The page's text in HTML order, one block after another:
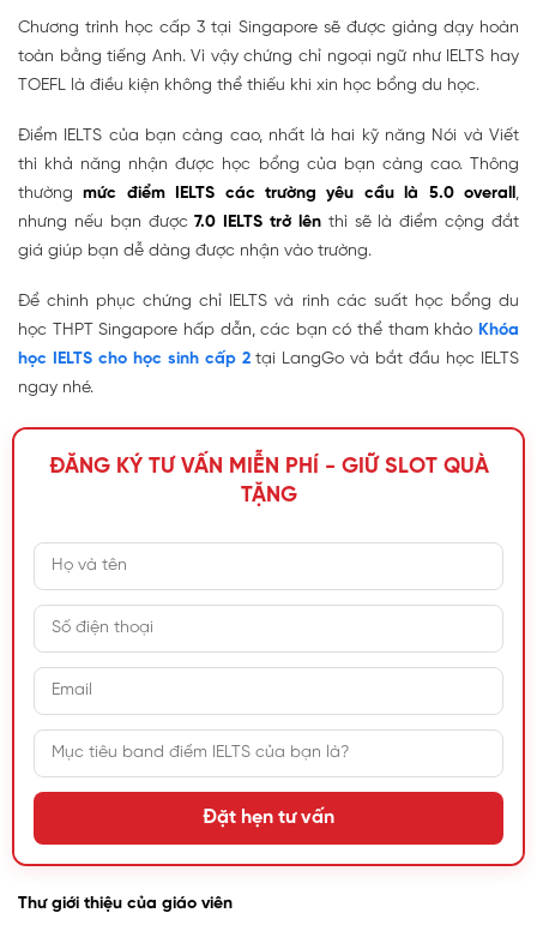
Chương trình học cấp 3 tại Singapore sẽ được giảng dạy hoàn
toàn bằng tiếng Anh. Vì vậy chứng chỉ ngoại ngữ như IELTS hay
TOEFL là điều kiện không thể thiếu khi xin học bổng du học.
Điểm IELTS của bạn càng cao, nhất là hai kỹ năng Nói và Viết
thì khả năng nhận được học bổng của bạn càng cao. Thông
thườngmức điểm IELTS các trường yêu cầu là 5.0 overall ,
nhưng nếu bạn được7.0 IELTS trở lênthì sẽ là điểm cộng đắt
giá giúp bạn dễ dàng được nhận vào trường.
Để chinh phục chứng chỉ IELTS và rinh các suất học bổng du
học THPT Singapore hấp dẫn, các bạn có thể tham khảo Khóa
học IELTS cho học sinh cấp 2tại LangGo và bắt đầu học IELTS
ngay nhé.
ĐĂNG KÝ TƯ VẤN MIỄN PHÍ - GIỮ SLOT QUÀ
TẶNG
Đặt hẹn tư vấn
Thư giới thiệu của giáo viên